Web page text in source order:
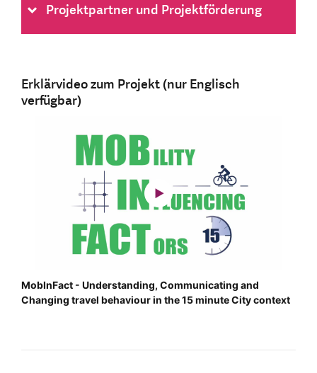
Projektpartner und Projektförderung
Erklärvideo zum Projekt (nur Englisch
verfügbar)
MobInFact - Understanding, Communicating and
Changing travel behaviour in the 15 minute City context